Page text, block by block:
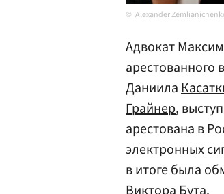
Alexander
Адвокат Максим
арестованного
Даниила
Грайнер,
арестована в
электронных
в итоге была